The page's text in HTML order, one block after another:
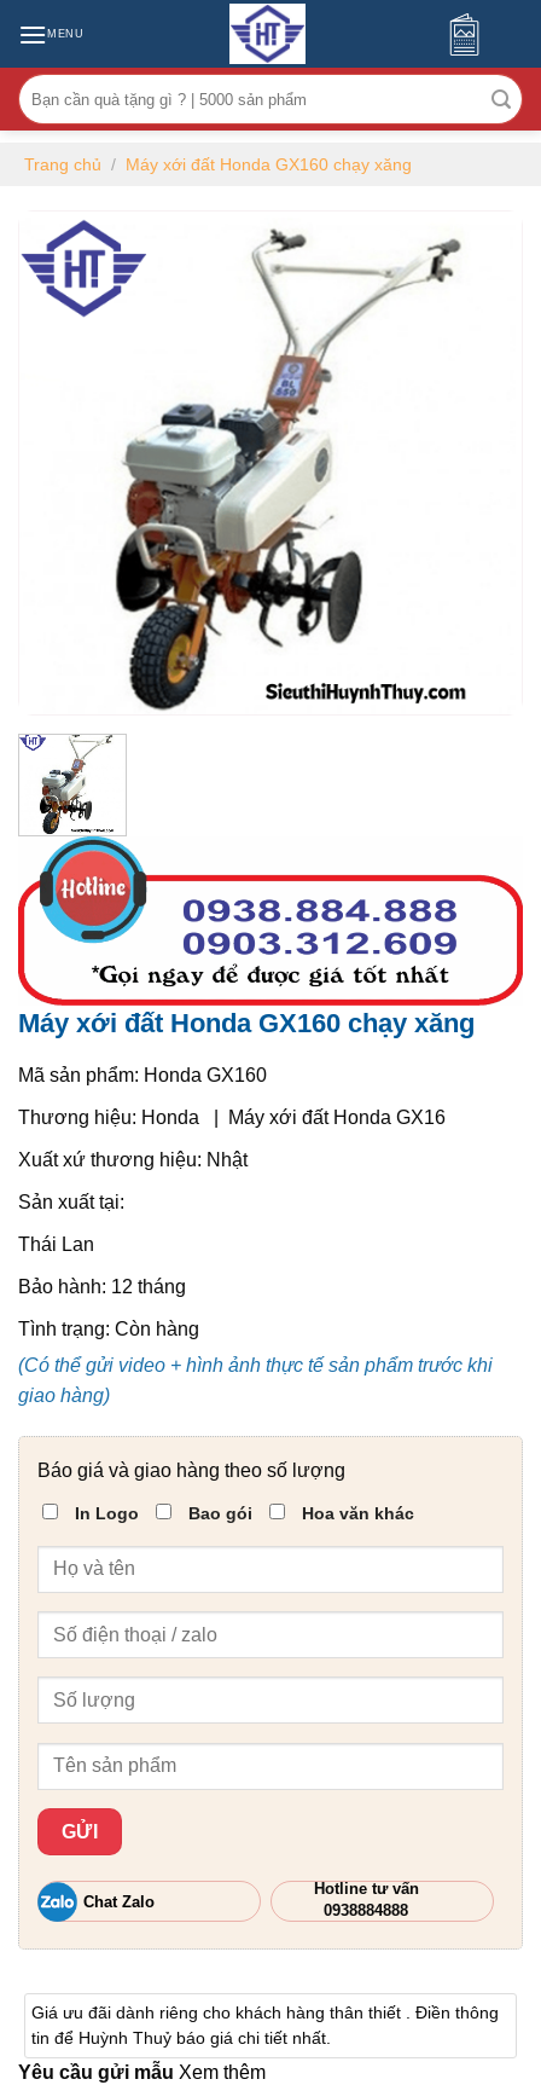
MENU
Tìm
kiếm:
Trang chủ / Máy xới đất Honda GX160 chạy xăng
Máy xới đất Honda GX160 chạy xăng
Mã sản phẩm: Honda GX160
Thương hiệu: Honda | Máy xới đất Honda GX16
Xuất xứ thương hiệu: Nhật
Sản xuất tại:
Thái Lan
Bảo hành: 12 tháng
Tình trạng: Còn hàng
(Có thể gửi video + hình ảnh thực tế sản phẩm trước khi
giao hàng)
Báo giá và giao hàng theo số lượng
In Logo Bao gói Hoa văn khác
Chat Zalo
Hotline tư vấn
0938884888
Giá ưu đãi dành riêng cho khách hàng thân thiết . Điền thông
tin để Huỳnh Thuỷ báo giá chi tiết nhất.
Yêu cầu gửi mẫu Xem thêm